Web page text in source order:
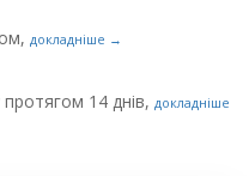
докладніше →
14 днів, докладніше